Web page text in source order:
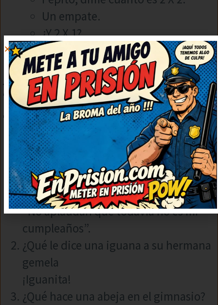
Un empate.
¿Y 2 X 1?
¡Una oferta!
20 CHISTES DE
NIÑOS DE UN
TOTAL DE 100
CHISTES
¿Qué le dijo un mosquito a un grupo
de niños?
“No aplaudan que todavía no es mi
cumpleaños”.
¿Qué le dice una iguana a su hermana
gemela
¡Iguanita!
¿Qué hace una abeja en el gimnasio?